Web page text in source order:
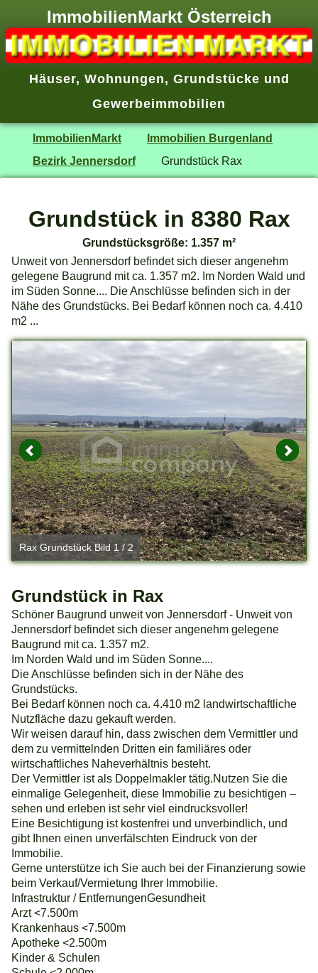
ImmobilienMarkt Österreich
Häuser, Wohnungen, Grundstücke und
Gewerbeimmobilien
ImmobilienMarkt
Immobilien Burgenland
Bezirk Jennersdorf
Grundstück Rax
Grundstück in 8380 Rax
Grundstücksgröße: 1.357 m²
Unweit von Jennersdorf befindet sich dieser angenehm
gelegene Baugrund mit ca. 1.357 m2. Im Norden Wald und
im Süden Sonne.... Die Anschlüsse befinden sich in der
Nähe des Grundstücks. Bei Bedarf können noch ca. 4.410
m2 ...
Rax Grundstück Bild 1 / 2
Grundstück in Rax
Schöner Baugrund unweit von Jennersdorf - Unweit von
Jennersdorf befindet sich dieser angenehm gelegene
Baugrund mit ca. 1.357 m2.
Im Norden Wald und im Süden Sonne....
Die Anschlüsse befinden sich in der Nähe des
Grundstücks.
Bei Bedarf können noch ca. 4.410 m2 landwirtschaftliche
Nutzfläche dazu gekauft werden.
Wir weisen darauf hin, dass zwischen dem Vermittler und
dem zu vermittelnden Dritten ein familiäres oder
wirtschaftliches Naheverhältnis besteht.
Der Vermittler ist als Doppelmakler tätig.Nutzen Sie die
einmalige Gelegenheit, diese Immobilie zu besichtigen –
sehen und erleben ist sehr viel eindrucksvoller!
Eine Besichtigung ist kostenfrei und unverbindlich, und
gibt Ihnen einen unverfälschten Eindruck von der
Immobilie.
Gerne unterstütze ich Sie auch bei der Finanzierung sowie
beim Verkauf/Vermietung Ihrer Immobilie.
Infrastruktur / EntfernungenGesundheit
Arzt <7.500m
Krankenhaus <7.500m
Apotheke <2.500m
Kinder & Schulen